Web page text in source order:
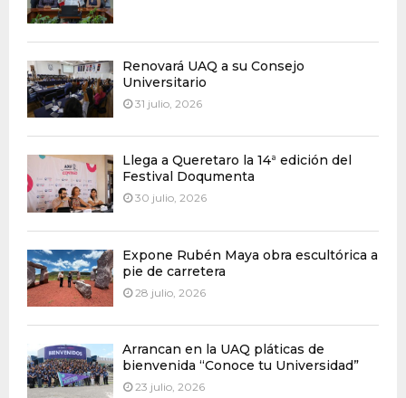
Renovará UAQ a su Consejo
Universitario
31 julio, 2026
Llega a Queretaro la 14ª edición del
Festival Doqumenta
30 julio, 2026
Expone Rubén Maya obra escultórica a
pie de carretera
28 julio, 2026
Arrancan en la UAQ pláticas de
bienvenida “Conoce tu Universidad”
23 julio, 2026